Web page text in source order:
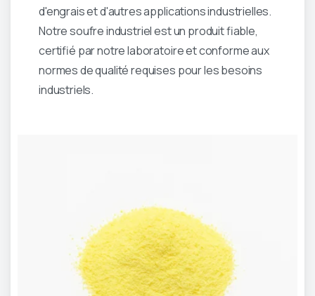
d'engrais et d'autres applications industrielles.
Notre soufre industriel est un produit fiable,
certifié par notre laboratoire et conforme aux
normes de qualité requises pour les besoins
industriels.